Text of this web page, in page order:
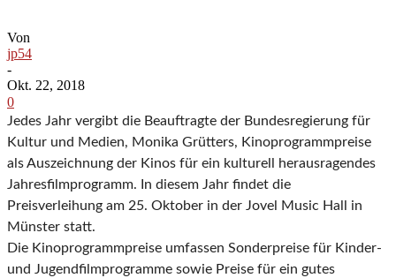
Von
jp54
-
Okt. 22, 2018
0
Jedes Jahr vergibt die Beauftragte der Bundesregierung für
Kultur und Medien, Monika Grütters, Kinoprogrammpreise
als Auszeichnung der Kinos für ein kulturell herausragendes
Jahresfilmprogramm. In diesem Jahr findet die
Preisverleihung am 25. Oktober in der Jovel Music Hall in
Münster statt.
Die Kinoprogrammpreise umfassen Sonderpreise für Kinder-
und Jugendfilmprogramme sowie Preise für ein gutes